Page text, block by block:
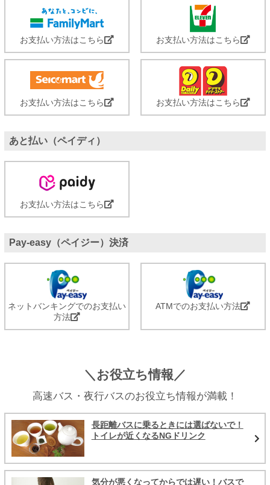
お支払い方法はこちら お支払い方法はこちら
お支払い方法はこちら お支払い方法はこちら
あと払い（ペイディ）
お支払い方法はこちら
Pay-easy（ペイジー）決済
ネットバンキングでのお支払い
方法
ATMでのお支払い方法
＼お役立ち情報／
高速バス・夜行バスのお役立ち情報が満載！
長距離バスに乗るときには選ばないで！
トイレが近くなるNGドリンク
気分が悪くなってからでは遅い！バスで